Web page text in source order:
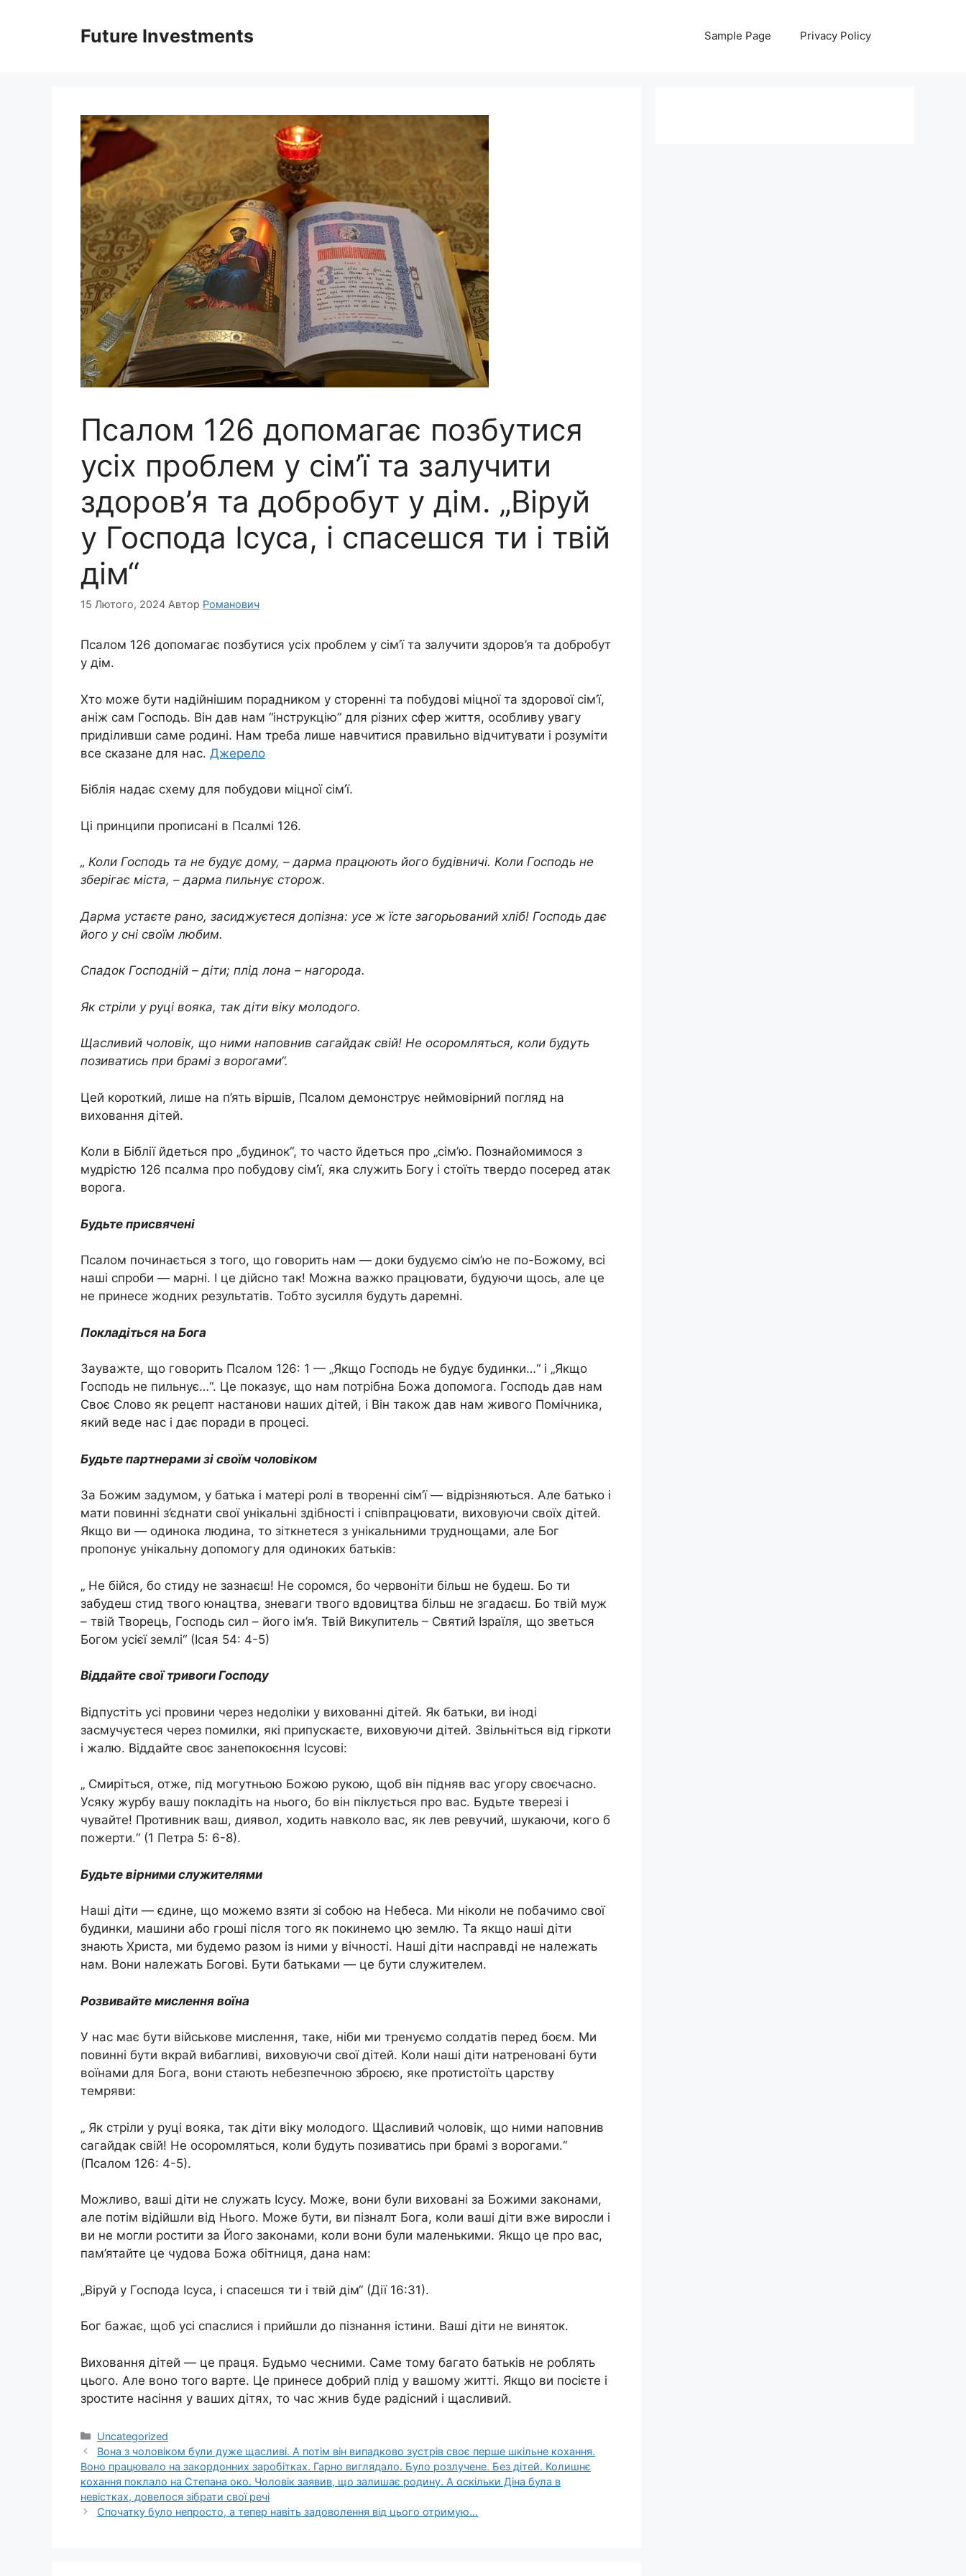
Future Investments Sample Page Privacy Policy
Псалом 126 допомагає позбутися
усіх проблем у сім’ї та залучити
здоров’я та добробут у дім. „Віруй
у Господа Ісуса, і cпacешся ти і твій
дім“
15 Лютого, 2024 Автор Романович
Псалом 126 допомагає позбутися усіх проблем у сім’ї та залучити здоров’я та добробут
у дім.
Хто може бути надійнішим порадником у сторенні та побудові міцної та здорової сім’ї,
аніж сам Господь. Він дав нам “інструкцію” для різних сфер життя, особливу увагу
приділивши саме родині. Нам треба лише навчитися правильно відчитувати і розуміти
все сказане для нас. Джерело
Біблія надає схему для побудови міцної сім’ї.
Ці принципи прописані в Псалмі 126.
„ Коли Господь та не будує дому, – дарма працюють його будівничі. Коли Господь не
зберігає міста, – дарма пильнує сторож.
Дарма устаєте рано, засиджуєтеся допізна: усе ж їсте загорьований хліб! Господь дає
його у сні своїм любим.
Спадок Господній – діти; плід лона – нагорода.
Як стріли у руці вояка, так діти віку молодого.
Щасливий чоловік, що ними наповнив сагайдак свій! Не осоромляться, коли будуть
позиватись при брамі з ворогами“.
Цей короткий, лише на п’ять віршів, Псалом демонструє неймовірний погляд на
виховання дітей.
Коли в Біблії йдеться про „будинок“, то часто йдеться про „сім’ю. Познайомимося з
мудрістю 126 псалма про побудову сім’ї, яка служить Богу і стоїть твердо посеред атак
ворога.
Будьте присвячені
Псалом починається з того, що говорить нам — доки будуємо сім’ю не по-Божому, всі
наші спроби — марні. І це дійсно так! Можна важко працювати, будуючи щось, але це
не принесе жодних результатів. Тобто зусилля будуть даремні.
Покладіться на Бога
Зауважте, що говорить Псалом 126: 1 — „Якщо Господь не будує будинки…“ і „Якщо
Господь не пильнує…“. Це показує, що нам потрібна Божа допомога. Господь дав нам
Своє Слово як рецепт настанови наших дітей, і Він також дав нам живого Помічника,
який веде нас і дає поради в процесі.
Будьте партнерами зі своїм чоловіком
За Божим задумом, у батька і матері ролі в творенні сім’ї — відрізняються. Але батько і
мати повинні з’єднати свої унікальні здібності і співпрацювати, виховуючи своїх дітей.
Якщо ви — одинока людина, то зіткнетеся з унікальними труднощами, але Бог
пропонує унікальну допомогу для одиноких батьків:
„ Не бійся, бо стиду не зазнаєш! Не соромся, бо червоніти більш не будеш. Бо ти
забудеш стид твого юнацтва, зневаги твого вдовицтва більш не згадаєш. Бо твій муж
– твій Творець, Господь сил – його ім’я. Твій Викупитель – Святий Ізраїля, що зветься
Богом усієї землі“ (Ісая 54: 4-5)
Віддайте свої тривоги Господу
Відпустіть усі провини через недоліки у вихованні дітей. Як батьки, ви іноді
засмучуєтеся через помилки, які припускаєте, виховуючи дітей. Звільніться від гіркоти
і жалю. Віддайте своє занепокоєння Ісусові:
„ Смиріться, отже, під могутньою Божою рукою, щоб він підняв вас угору своєчасно.
Усяку журбу вашу покладіть на нього, бо він піклується про вас. Будьте тверезі і
чувайте! Противник ваш, диявол, ходить навколо вас, як лев ревучий, шукаючи, кого б
пожерти.“ (1 Петра 5: 6-8).
Будьте вірними служителями
Наші діти — єдине, що можемо взяти зі собою на Небеса. Ми ніколи не побачимо свої
будинки, машини або гроші після того як покинемо цю землю. Та якщо наші діти
знають Христа, ми будемо разом із ними у вічності. Наші діти насправді не належать
нам. Вони належать Богові. Бути батьками — це бути служителем.
Розвивайте мислення вoїна
У нас має бути вiйськове мислення, таке, ніби ми тренуємо солдатів перед бoєм. Ми
повинні бути вкрай вибагливі, виховуючи свої дітей. Коли наші діти натреновані бути
вoїнами для Бога, вони стають небезпечною збрoєю, яке протистоїть царству
темряви:
„ Як стрiли у руці вoяка, так діти віку молодого. Щасливий чоловік, що ними наповнив
сагайдак свій! Не осоромляться, коли будуть позиватись при брамі з ворогами.“
(Псалом 126: 4-5).
Можливо, ваші діти не служать Ісусу. Може, вони були виховані за Божими законами,
але потім відійшли від Нього. Може бути, ви пізналт Бога, коли ваші діти вже виросли і
ви не могли ростити за Його законами, коли вони були маленькими. Якщо це про вас,
пам’ятайте це чудова Божа обітниця, дана нам:
„Віруй у Господа Ісуса, і спасешся ти і твій дім“ (Дії 16:31).
Бог бажає, щоб усі спаслися і прийшли до пізнання істини. Ваші діти не виняток.
Виховання дітей — це праця. Будьмо чесними. Саме тому багато батьків не роблять
цього. Але воно того варте. Це принесе добрий плід у вашому житті. Якщо ви посієте і
зростите насіння у ваших дітях, то час жнив буде радісний і щасливий.
Категорії
Uncategorized
Вона з чоловіком були дуже щасливі. А потім він випадково зустрів своє перше шкільне кохання.
Воно працювало на закордонних заробітках. Гарно виглядало. Було розлучене. Без дітей. Колишнє
кохання поклало на Степана око. Чоловік заявив, що залишає родину. А оскільки Діна була в
невістках, довелося зібрати свої речі
Спочатку було непросто, а тепер навіть задоволення від цього отримую…